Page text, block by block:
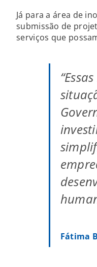
Já para a área de
submissão de
serviços que
Fátima